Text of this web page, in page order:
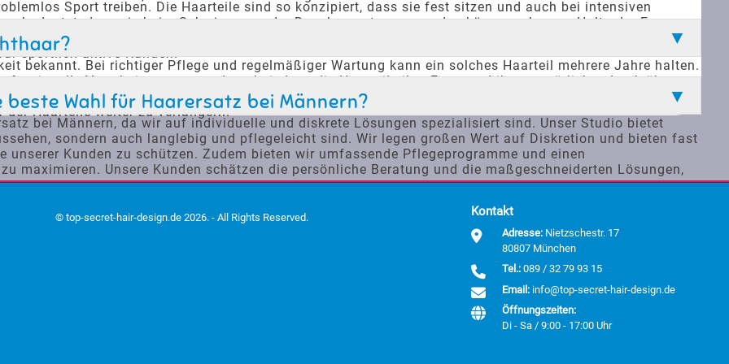
Sport treiben. Die Haarteile sind so konzipiert, dass sie fest sitzen und auch bei intensiven
bedeutet, dass sie beim Schwimmen oder Duschen getragen werden können, ohne an Halt oder Form zu
ihren gewohnten Lebensstil ohne Einschränkungen fortzusetzen. Der Komfort und die Sicherheit, die
sportlich aktive Kunden.
bekannt. Bei richtiger Pflege und regelmäßiger Wartung kann ein solches Haarteil mehrere Jahre halten.
Verarbeitung tragen dazu bei, dass die Haarteile ihre Form und ihren natürlichen Look über
die Kunden dabei, die Lebensdauer ihrer Haarteile zu maximieren. Ein weiterer Vorteil ist unser
der Haarteile weiter zu verlängern.
Wahl für Haarersatz bei Männern?
bei Männern, da wir auf individuelle und diskrete Lösungen spezialisiert sind. Unser Studio bietet
sondern auch langlebig und pflegeleicht sind. Wir legen großen Wert auf Diskretion und bieten fast
Kunden zu schützen. Zudem bieten wir umfassende Pflegeprogramme und einen
maximieren. Unsere Kunden schätzen die persönliche Beratung und die maßgeschneiderten Lösungen,
Kontakt
Adresse: Nietzschestr. 17
80807 München
Tel.: 089 / 32 79 93 15
Email: info@top-secret-hair-design.de
Öffnungszeiten:
Di - Sa / 9:00 - 17:00 Uhr
© top-secret-hair-design.de 2026. - All Rights Reserved.